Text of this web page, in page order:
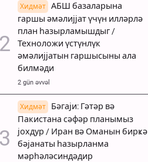
Хидмәт
АБШ базаларына
гаршы әмәлијјат үчүн илләрлә
план һазырламышдыг /
Техноложи үстүнлүк
әмәлијјатын гаршысыны ала
билмәди
2 gün əvvəl
Хидмәт
Бәгаји: Гәтәр вә
Пакистана сәфәр планымыз
јохдур / Иран вә Оманын бирҝә
бәјанаты һазырланма
мәрһәләсиндәдир